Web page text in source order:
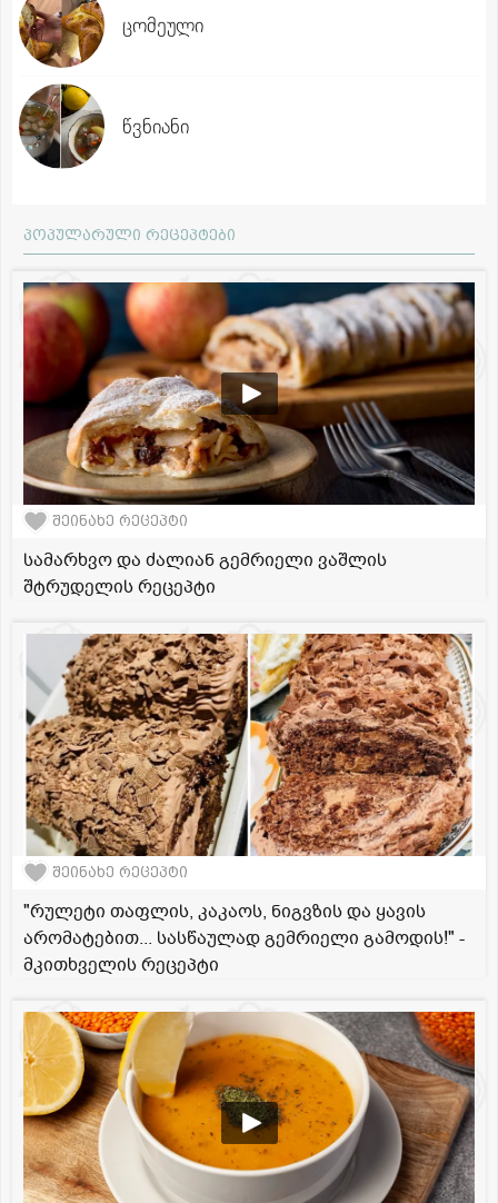
ცომეული
წვნიანი
პოპულარული რეცეპტები
შეინახე რეცეპტი
სამარხვო და ძალიან გემრიელი ვაშლის
შტრუდელის რეცეპტი
შეინახე რეცეპტი
"რულეტი თაფლის, კაკაოს, ნიგვზის და ყავის
არომატებით... სასწაულად გემრიელი გამოდის!" -
მკითხველის რეცეპტი